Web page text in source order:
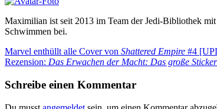
Maximilian ist seit 2013 im Team der Jedi-Bibliothek
Schwimmen bei.
Beitragsnavigation
Vorheriger
Beitrag:
Marvel enthüllt alle Cover von Shattered Empire #4
Nächster
Rezension: Das Erwachen der Macht: Das große
Schreibe einen Kommentar